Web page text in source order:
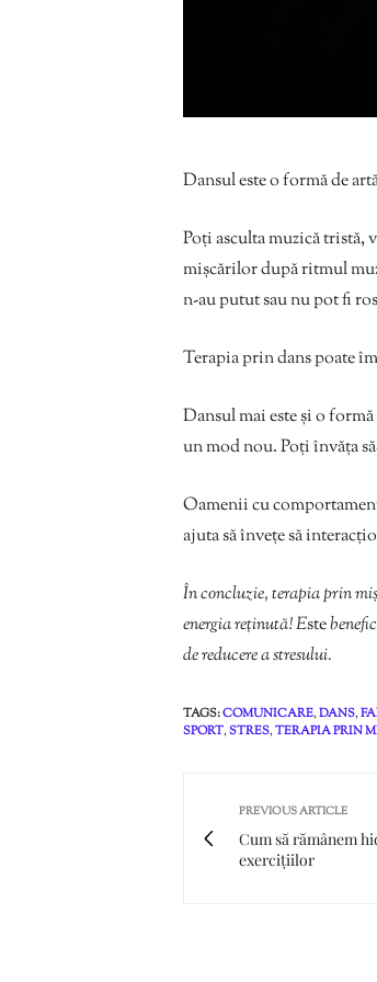
Dansul este o formă de
Poți asculta muzică tristă,
mișcărilor după ritmul
n-au putut sau nu pot fi
Terapia prin dans poate
Dansul mai este și o
un mod nou. Poți învăța
Oamenii cu
ajuta să învețe să
În concluzie, terapia prin
energia reținută! Este
de reducere a stresului.
TAGS:COMUNICARE,DANS,
SPORT,STRES,TERAPIA PRIN
PREVIOUS ARTICLE
Cum să rămânem
exercițiilor